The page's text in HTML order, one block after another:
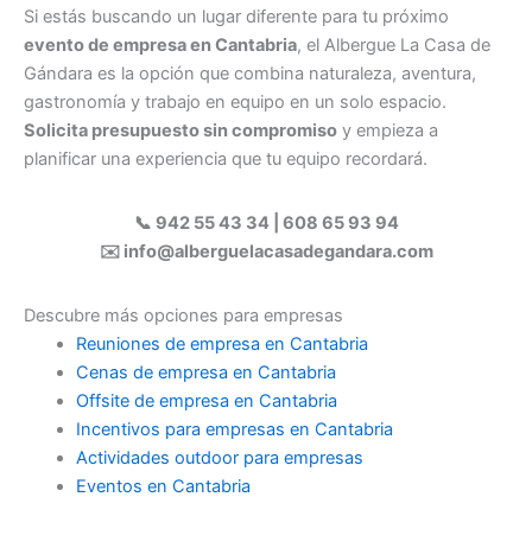
Si estás buscando un lugar diferente para tu próximo
evento de empresa en Cantabria, el Albergue La Casa de
Gándara es la opción que combina naturaleza, aventura,
gastronomía y trabajo en equipo en un solo espacio.
Solicita presupuesto sin compromiso y empieza a
planificar una experiencia que tu equipo recordará.
📞 942 55 43 34 | 608 65 93 94
✉️ info@alberguelacasadegandara.com
Descubre más opciones para empresas
Reuniones de empresa en Cantabria
Cenas de empresa en Cantabria
Offsite de empresa en Cantabria
Incentivos para empresas en Cantabria
Actividades outdoor para empresas
Eventos en Cantabria